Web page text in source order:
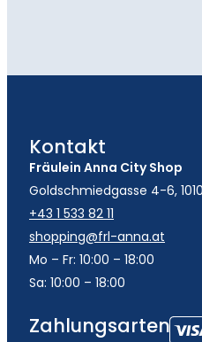
Kontakt
Fräulein Anna City Shop
Goldschmiedgasse 4-6,
+43 1 533 82 11
shopping@frl-anna.at
Mo – Fr: 10:00 – 18:00
Sa: 10:00 – 18:00
Zahlungsarten